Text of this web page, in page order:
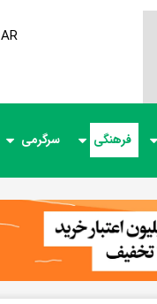
AR
فرهنگی سرگرمی